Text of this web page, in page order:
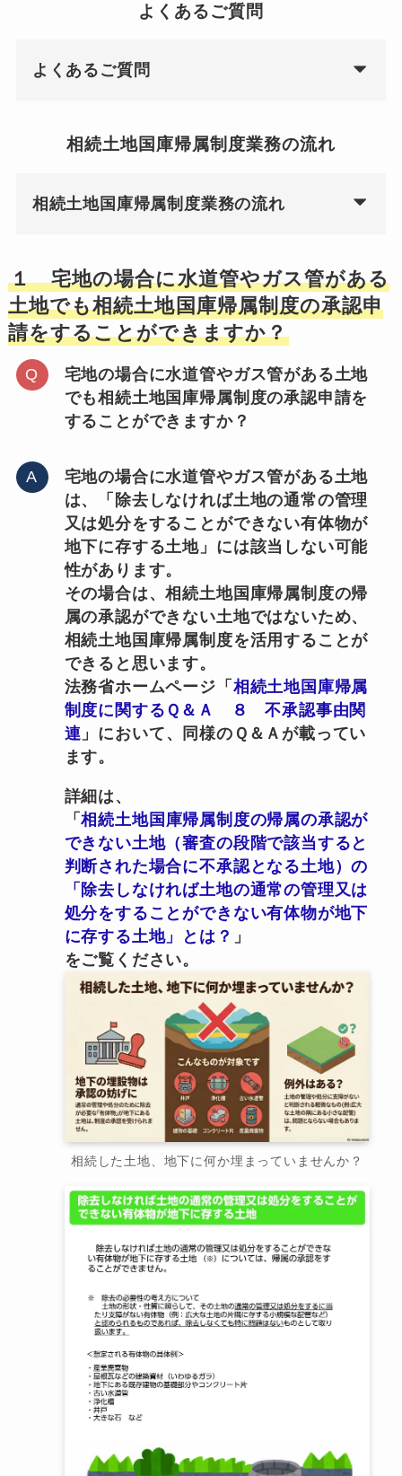
よくあるご質問
よくあるご質問
相続土地国庫帰属制度業務の流れ
相続土地国庫帰属制度業務の流れ
１ 宅地の場合に水道管やガス管がある
土地でも相続土地国庫帰属制度の承認申
請をすることができますか？
宅地の場合に水道管やガス管がある土地
でも相続土地国庫帰属制度の承認申請を
することができますか？
宅地の場合に水道管やガス管がある土地
は、「除去しなければ土地の通常の管理
又は処分をすることができない有体物が
地下に存する土地」には該当しない可能
性があります。
その場合は、相続土地国庫帰属制度の帰
属の承認ができない土地ではないため、
相続土地国庫帰属制度を活用することが
できると思います。
法務省ホームページ「 相続土地国庫帰属
制度に関するＱ＆Ａ ８ 不承認事由関
連 」において、同様のＱ＆Ａが載ってい
ます。
詳細は、
「相続土地国庫帰属制度の帰属の承認が
できない土地（審査の段階で該当すると
判断された場合に不承認となる土地）の
「除去しなければ土地の通常の管理又は
処分をすることができない有体物が地下
に存する土地」とは？ 」
をご覧ください。
相続した土地、地下に何か埋まっていませんか？